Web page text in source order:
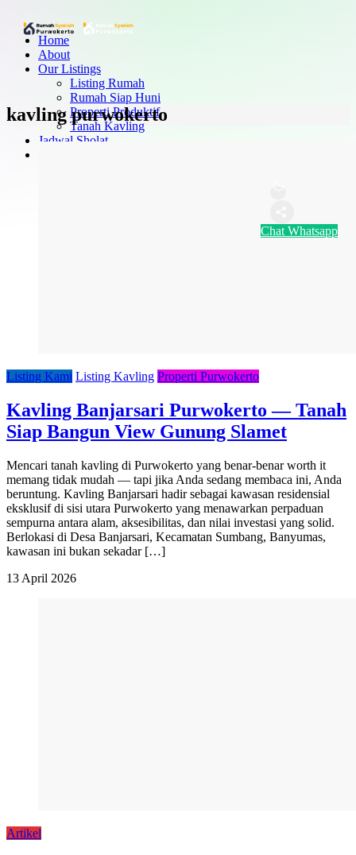
Home
About
Our Listings
Listing Rumah
Rumah Siap Huni
Properti Produktif
Tanah Kavling
Jadwal Sholat
Chat Whatsapp
kavling purwokerto
Listing Kami Listing Kavling Properti Purwokerto
Kavling Banjarsari Purwokerto — Tanah
Siap Bangun View Gunung Slamet
Mencari tanah kavling di Purwokerto yang benar-benar worth it
memang tidak mudah — tapi jika Anda sedang membaca ini, Anda
beruntung. Kavling Banjarsari hadir sebagai kawasan residensial
eksklusif di sisi utara Purwokerto yang menawarkan perpaduan
sempurna antara alam, aksesibilitas, dan nilai investasi yang solid.
Berlokasi di Desa Banjarsari, Kecamatan Sumbang, Banyumas,
kawasan ini bukan sekadar […]
13 April 2026
Artikel